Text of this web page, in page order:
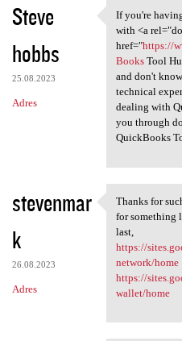
Steve
hobbs
25.08.2023
Adres
If you're
If you're
with <a
href="https://
BooksTool
and don't
technical
dealing with
you through
QuickBooks
stevenmar
k
26.08.2023
Adres
Thanks for
Thanks for
for something
last,
https://
network/home
https://
wallet/home